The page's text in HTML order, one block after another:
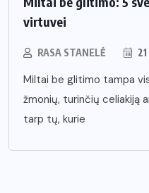
virtuvei
RASA STANELĖ
Miltai be glitimo tampa
žmonių, turinčių celiakiją
tarp tų, kurie